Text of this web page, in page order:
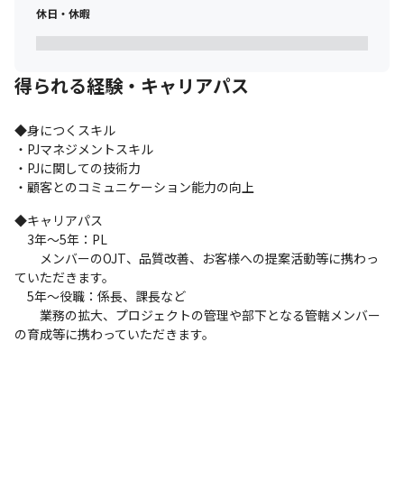
休日・休暇
得られる経験・キャリアパス
◆身につくスキル
・PJマネジメントスキル
・PJに関しての技術力
・顧客とのコミュニケーション能力の向上
◆キャリアパス
3年～5年：PL
メンバーのOJT、品質改善、お客様への提案活動等に携わっ
ていただきます。
5年～役職：係長、課長など
業務の拡大、プロジェクトの管理や部下となる管轄メンバー
の育成等に携わっていただきます。